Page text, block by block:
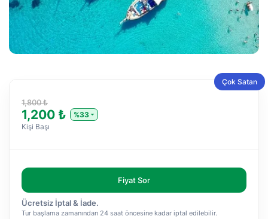
Çok Satan
1,800 ₺
1,200 ₺
%33
Kişi Başı
Fiyat Sor
Ücretsiz İptal & İade.
Tur başlama zamanından 24 saat öncesine kadar iptal edilebilir.